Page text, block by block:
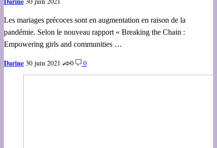
Les mariages précoces sont en augmentation en raison de la
pandémie. Selon le nouveau rapport « Breaking the Chain :
Empowering girls and communities …
Darine 30 juin 2021 0 0